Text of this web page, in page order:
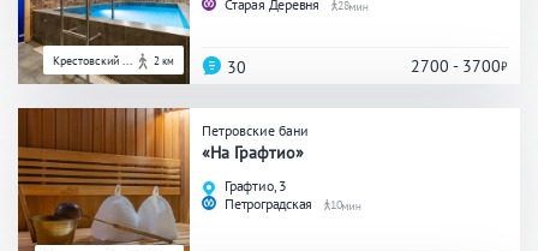
СПА
Гидромассаж
Банный чан
Общие
Круглосуточно
Общественные бани
Банный комплекс
Крестовский ... 2 км
Старая Деревня
28
2700 - 3700
30
Петровские бани
«На Графтио»
Графтио, 3
Петроградская
10